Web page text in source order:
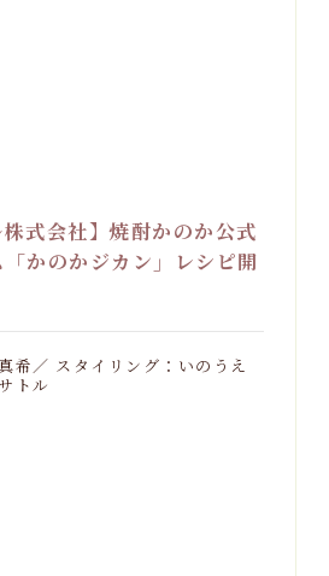
株式会社】焼酎かのか公式
かのかジカン」レシピ開
希／ スタイリング：いのうえ
トル